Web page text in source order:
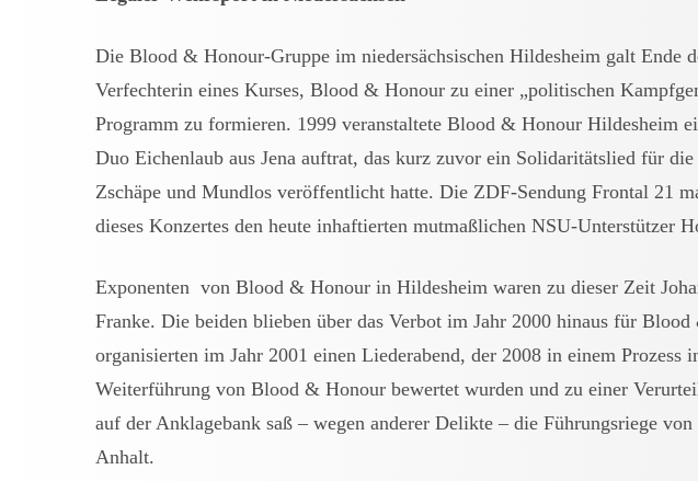
Die Blood & Honour-Gruppe im niedersächsischen Hildesheim galt Ende
Verfechterin eines Kurses, Blood & Honour zu einer „politischen
Programm zu formieren. 1999 veranstaltete Blood & Honour Hildesheim
Duo Eichenlaub aus Jena auftrat, das kurz zuvor ein Solidaritätslied für
Zschäpe und Mundlos veröffentlicht hatte. Die ZDF-Sendung Frontal 21
dieses Konzertes den heute inhaftierten mutmaßlichen NSU-Unterstützer
Exponenten von Blood & Honour in Hildesheim waren zu dieser Zeit
Franke. Die beiden blieben über das Verbot im Jahr 2000 hinaus für
organisierten im Jahr 2001 einen Liederabend, der 2008 in einem Prozess
Weiterführung von Blood & Honour bewertet wurden und zu einer
auf der Anklagebank saß – wegen anderer Delikte – die Führungsriege
Anhalt.